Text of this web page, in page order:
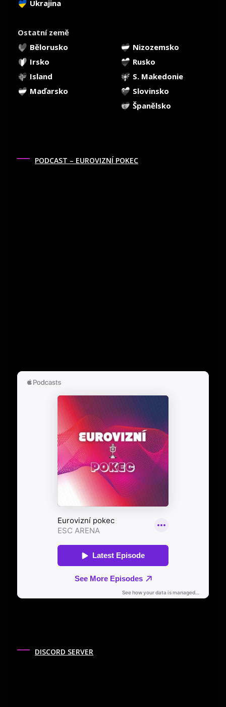
Ukrajina
Ostatní země
Bělorusko
Nizozemsko
Irsko
Rusko
Island
S. Makedonie
Maďarsko
Slovinsko
Španělsko
PODCAST – EUROVIZNÍ POKEC
DISCORD SERVER